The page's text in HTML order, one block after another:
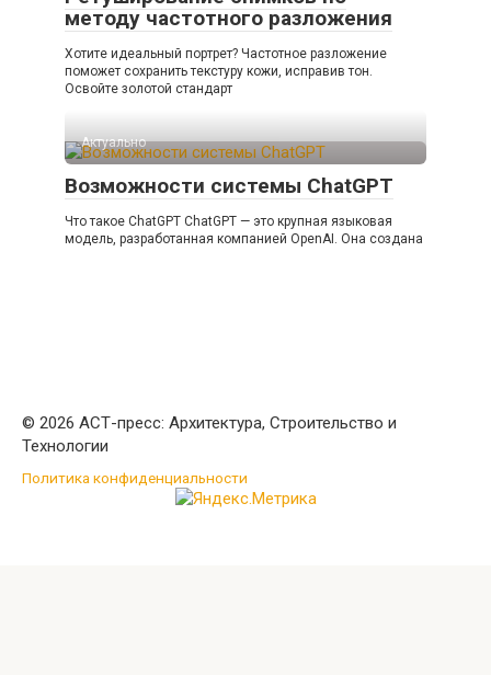
методу частотного разложения
Хотите идеальный портрет? Частотное разложение
поможет сохранить текстуру кожи, исправив тон.
Освойте золотой стандарт
Актуально
Возможности системы ChatGPT
Что такое ChatGPT ChatGPT — это крупная языковая
модель, разработанная компанией OpenAI. Она создана
© 2026 АСТ-пресс: Архитектура, Строительство и
Технологии
Политика конфиденциальности